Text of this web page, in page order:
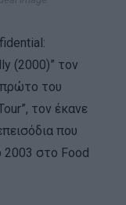
(2000)” τον
του
τον έκανε
που
στο Food